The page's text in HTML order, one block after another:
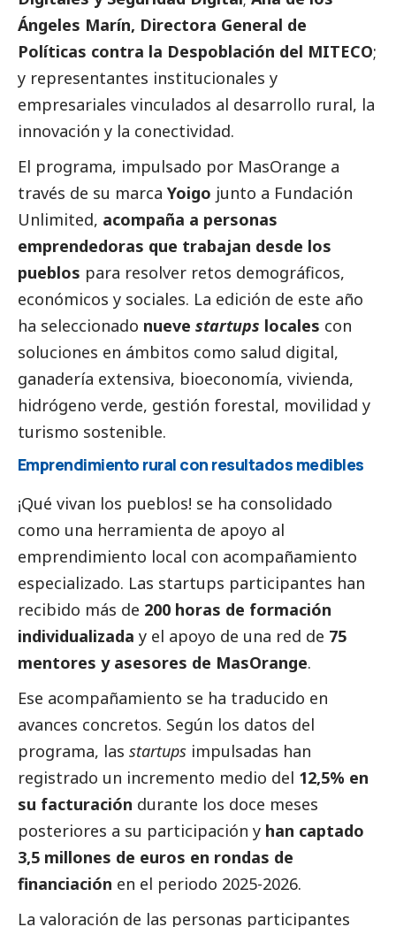
Ángeles Marín, Directora General de
Políticas contra la Despoblación del MITECO;
y representantes institucionales y
empresariales vinculados al desarrollo rural, la
innovación y la conectividad.
El programa, impulsado por MasOrange a
través de su marca Yoigo junto a Fundación
Unlimited, acompaña a personas
emprendedoras que trabajan desde los
pueblos para resolver retos demográficos,
económicos y sociales. La edición de este año
ha seleccionado nueve startups locales con
soluciones en ámbitos como salud digital,
ganadería extensiva, bioeconomía, vivienda,
hidrógeno verde, gestión forestal, movilidad y
turismo sostenible.
Emprendimiento rural con resultados medibles
¡Qué vivan los pueblos! se ha consolidado
como una herramienta de apoyo al
emprendimiento local con acompañamiento
especializado. Las startups participantes han
recibido más de 200 horas de formación
individualizada y el apoyo de una red de 75
mentores y asesores de MasOrange.
Ese acompañamiento se ha traducido en
avances concretos. Según los datos del
programa, las startups impulsadas han
registrado un incremento medio del 12,5% en
su facturación durante los doce meses
posteriores a su participación y han captado
3,5 millones de euros en rondas de
financiación en el periodo 2025-2026.
La valoración de las personas participantes